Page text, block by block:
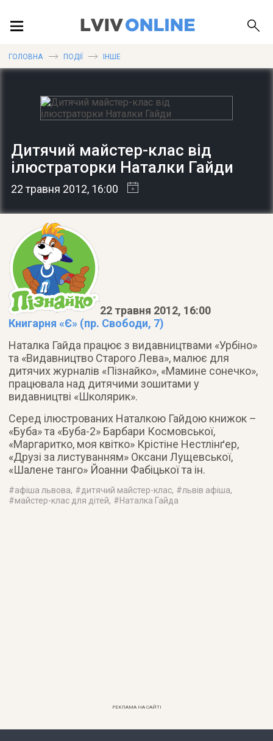
ПУБЛІКАЦІЇ
ДОВІДКА
ГОЛОВНА ПОДІЇ ІНШЕ
Дитячий майстер-клас від
ілюстраторки Наталки Гайди
22 травня 2012, 16:00
22 травня 2012, 16:00
Книгарня «Є» (пр. Свободи, 7)
Наталка Гайда працює з видавництвами «Урбіно»
та «Видавництво Старого Лева», малює для
дитячих журналів «Пізнайко», «Мамине сонечко»,
працювала над дитячими зошитами у
видавництві «Школярик».
Серед ілюстрованих Наталкою Гайдою книжок –
«Буба» та «Буба-2» Барбари Космовської,
«Маргаритко, моя квітко» Крістіне Нестлінґер,
«Друзі за листуванням» Оксани Лущевської,
«Шалене танго» Йоанни Фабіцької та ін.
#афіша львова, #дитячий майстер-клас, #львів афіша,
#майстер-клас для дітей, #Наталка Гайда
РЕКЛАМА НА САЙТІ